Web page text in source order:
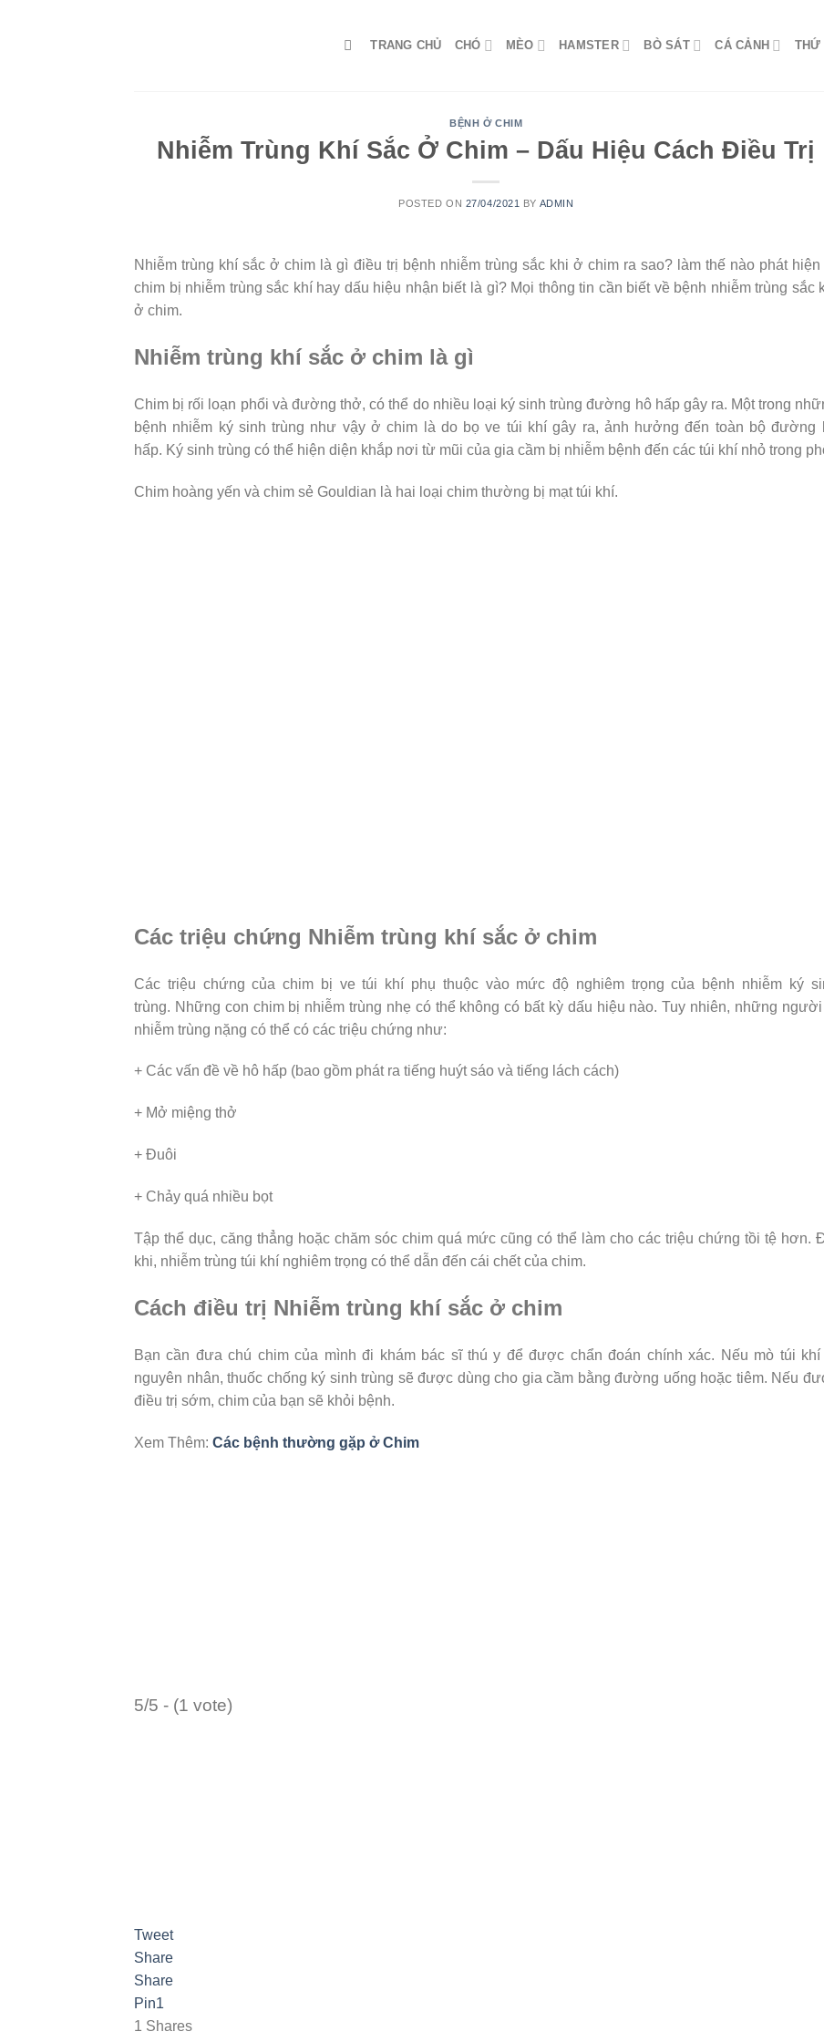
TRANG CHỦ CHÓ MÈO HAMSTER BÒ SÁT CÁ CẢNH THỨ
BỆNH Ở CHIM
Nhiễm Trùng Khí Sắc Ở Chim – Dấu Hiệu Cách Điều Trị
POSTED ON 27/04/2021 BY ADMIN
Nhiễm trùng khí sắc ở chim là gì điều trị bệnh nhiễm trùng sắc khi ở chim ra sao? làm thế nào phát hiện
chim bị nhiễm trùng sắc khí hay dấu hiệu nhận biết là gì? Mọi thông tin cần biết về bệnh nhiễm trùng sắc
ở chim.
Nhiễm trùng khí sắc ở chim là gì
Chim bị rối loạn phổi và đường thở, có thể do nhiều loại ký sinh trùng đường hô hấp gây ra. Một trong
bệnh nhiễm ký sinh trùng như vậy ở chim là do bọ ve túi khí gây ra, ảnh hưởng đến toàn bộ đường
hấp. Ký sinh trùng có thể hiện diện khắp nơi từ mũi của gia cầm bị nhiễm bệnh đến các túi khí nhỏ trong
Chim hoàng yến và chim sẻ Gouldian là hai loại chim thường bị mạt túi khí.
Các triệu chứng Nhiễm trùng khí sắc ở chim
Các triệu chứng của chim bị ve túi khí phụ thuộc vào mức độ nghiêm trọng của bệnh nhiễm ký
trùng. Những con chim bị nhiễm trùng nhẹ có thể không có bất kỳ dấu hiệu nào. Tuy nhiên, những
nhiễm trùng nặng có thể có các triệu chứng như:
+ Các vấn đề về hô hấp (bao gồm phát ra tiếng huýt sáo và tiếng lách cách)
+ Mở miệng thở
+ Đuôi
+ Chảy quá nhiều bọt
Tập thể dục, căng thẳng hoặc chăm sóc chim quá mức cũng có thể làm cho các triệu chứng tồi tệ hơn.
khi, nhiễm trùng túi khí nghiêm trọng có thể dẫn đến cái chết của chim.
Cách điều trị Nhiễm trùng khí sắc ở chim
Bạn cần đưa chú chim của mình đi khám bác sĩ thú y để được chẩn đoán chính xác. Nếu mò túi khí
nguyên nhân, thuốc chống ký sinh trùng sẽ được dùng cho gia cầm bằng đường uống hoặc tiêm. Nếu
điều trị sớm, chim của bạn sẽ khỏi bệnh.
Xem Thêm: Các bệnh thường gặp ở Chim
5/5 - (1 vote)
Tweet
Share
Share
Pin1
1 Shares